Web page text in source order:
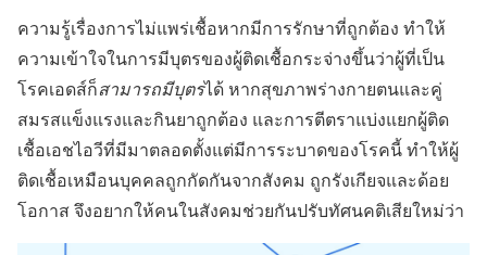
ความรู้เรื่องการไม่แพร่เชื้อหากมีการรักษาที่ถูกต้อง ทำให้
ความเข้าใจในการมีบุตรของผู้ติดเชื้อกระจ่างขึ้นว่าผู้ที่เป็น
โรคเอดส์ก็สามารถมีบุตรได้ หากสุขภาพร่างกายตนและคู่
สมรสแข็งแรงและกินยาถูกต้อง และการตีตราแบ่งแยกผู้ติด
เชื้อเอชไอวีที่มีมาตลอดตั้งแต่มีการระบาดของโรคนี้ ทำให้ผู้
ติดเชื้อเหมือนบุคคลถูกกัดกันจากสังคม ถูกรังเกียจและด้อย
โอกาส จึงอยากให้คนในสังคมช่วยกันปรับทัศนคติเสียใหม่ว่า